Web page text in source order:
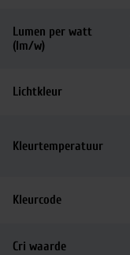
Lumen per watt
(lm/w)
Lichtkleur
Kleurtemperatuur
Kleurcode
Cri waarde